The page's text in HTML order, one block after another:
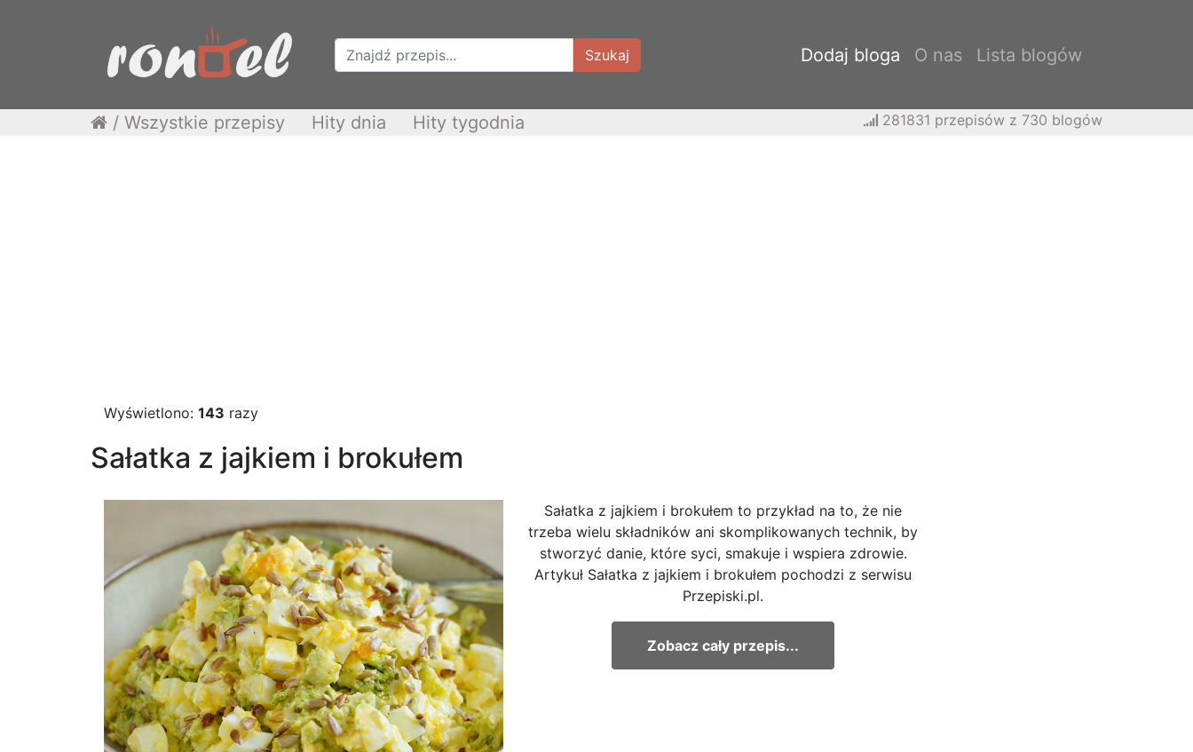
Szukaj Dodaj bloga O nas Lista blogów
/ Wszystkie przepisy Hity dnia Hity tygodnia 281831 przepisów z 730 blogów
Wyświetlono: 143 razy
Sałatka z jajkiem i brokułem
Sałatka z jajkiem i brokułem to przykład na to, że nie
trzeba wielu składników ani skomplikowanych technik, by
stworzyć danie, które syci, smakuje i wspiera zdrowie.
Artykuł Sałatka z jajkiem i brokułem pochodzi z serwisu
Przepiski.pl.
Zobacz cały przepis...